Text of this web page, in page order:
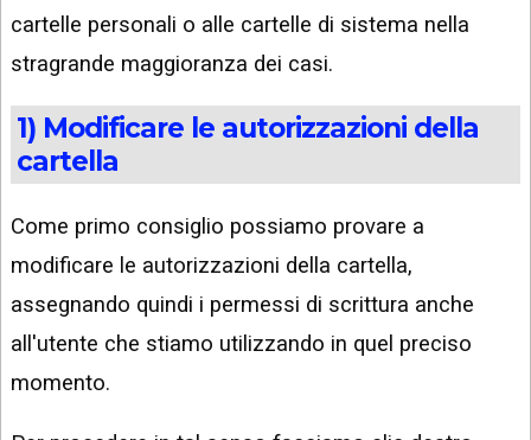
cartelle personali o alle cartelle di sistema nella
stragrande maggioranza dei casi.
1) Modificare le autorizzazioni della
cartella
Come primo consiglio possiamo provare a
modificare le autorizzazioni della cartella,
assegnando quindi i permessi di scrittura anche
all'utente che stiamo utilizzando in quel preciso
momento.